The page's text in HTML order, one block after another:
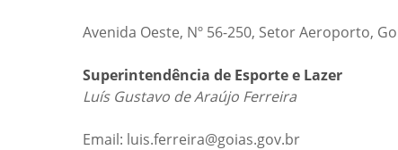
Avenida Oeste, Nº 56-250, Setor Aeroporto,
Superintendência de Esporte e Lazer
Luís Gustavo de Araújo Ferreira
Email: luis.ferreira@goias.gov.br